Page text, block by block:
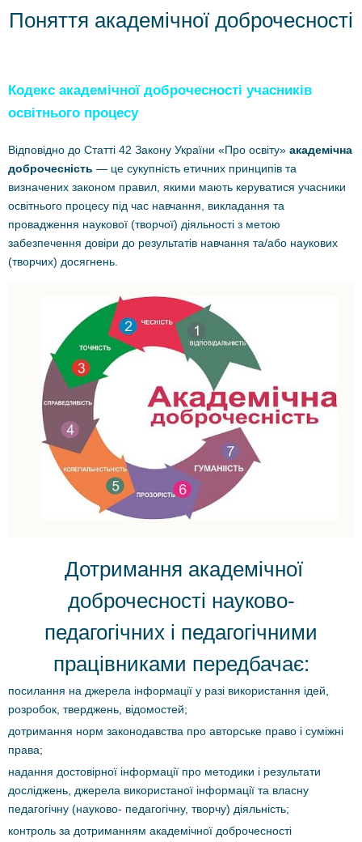
Поняття академічної доброчесності
Кодекс академічної доброчесності учасників
освітнього процесу
Відповідно до Статті 42 Закону України «Про освіту» академічна
доброчесність — це сукупність етичних принципів та
визначених законом правил, якими мають керуватися учасники
освітнього процесу під час навчання, викладання та
провадження наукової (творчої) діяльності з метою
забезпечення довіри до результатів навчання та/або наукових
(творчих) досягнень.
Дотримання академічної
доброчесності науково-
педагогічних і педагогічними
працівниками передбачає:
посилання на джерела інформації у разі використання ідей,
розробок, тверджень, відомостей;
дотримання норм законодавства про авторське право і суміжні
права;
надання достовірної інформації про методики і результати
досліджень, джерела використаної інформації та власну
педагогічну (науково- педагогічну, творчу) діяльність;
контроль за дотриманням академічної доброчесності